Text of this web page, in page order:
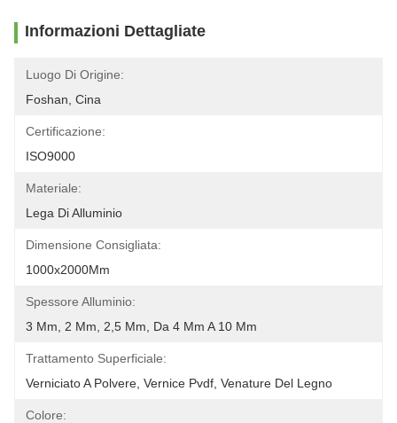
Informazioni Dettagliate
Luogo Di Origine:
Foshan, Cina
Certificazione:
ISO9000
Materiale:
Lega Di Alluminio
Dimensione Consigliata:
1000x2000Mm
Spessore Alluminio:
3 Mm, 2 Mm, 2,5 Mm, Da 4 Mm A 10 Mm
Trattamento Superficiale:
Verniciato A Polvere, Vernice Pvdf, Venature Del Legno
Colore: